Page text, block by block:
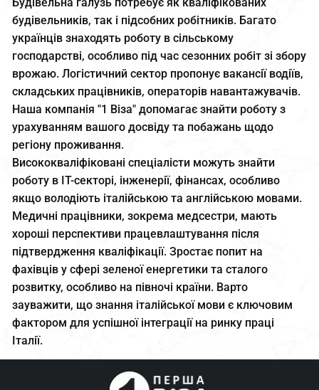
будівельників, так і підсобних робітників. Багато
українців знаходять роботу в сільському
господарстві, особливо під час сезонних робіт зі збору
врожаю. Логістичний сектор пропонує вакансії водіїв,
складських працівників, операторів навантажувачів.
Наша компанія "1 Віза" допомагає знайти роботу з
урахуванням вашого досвіду та побажань щодо
регіону проживання.
Висококваліфіковані спеціалісти можуть знайти
роботу в IT-секторі, інженерії, фінансах, особливо
якщо володіють італійською та англійською мовами.
Медичні працівники, зокрема медсестри, мають
хороші перспективи працевлаштування після
підтвердження кваліфікації. Зростає попит на
фахівців у сфері зеленої енергетики та сталого
розвитку, особливо на півночі країни. Варто
зауважити, що знання італійської мови є ключовим
фактором для успішної інтеграції на ринку праці
Італії.